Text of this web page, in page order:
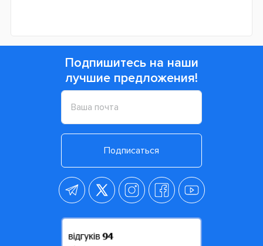
Подпишитесь на наши
лучшие предложения!
Подписаться